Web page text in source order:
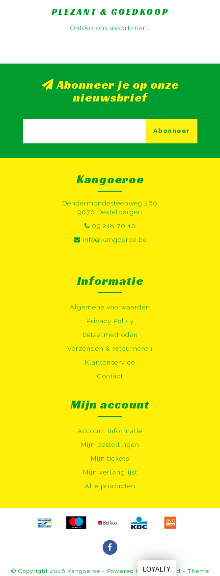
PLEZANT & GOEDKOOP
Ontdek ons assortiment
Abonneer je op onze
nieuwsbrief
Abonneer
Kangoeroe
Dendermondesteenweg 260
9070 Destelbergen
09 218 70 10
info@kangoeroe.be
Informatie
Algemene voorwaarden
Privacy Policy
Betaalmethoden
Verzenden & retourneren
Klantenservice
Contact
Mijn account
Account informatie
Mijn bestellingen
Mijn tickets
Mijn verlanglijst
Alle producten
© Copyright 2026 Kangoeroe - Powered byLightspeed - Theme
LOYALTY